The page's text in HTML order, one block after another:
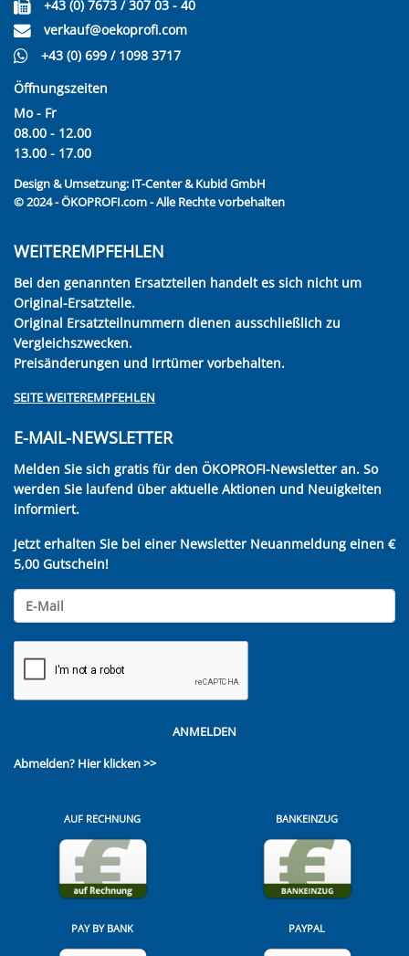
+43 (0) 7673 / 307 03 - 40
verkauf@oekoprofi.com
+43 (0) 699 / 1098 3717
Öffnungszeiten
Mo - Fr
08.00 - 12.00
13.00 - 17.00
Design & Umsetzung: IT-Center & Kubid GmbH
© 2024 - ÖKOPROFI.com - Alle Rechte vorbehalten
WEITEREMPFEHLEN
Bei den genannten Ersatzteilen handelt es sich nicht um
Original-Ersatzteile.
Original Ersatzteilnummern dienen ausschließlich zu
Vergleichszwecken.
Preisänderungen und Irrtümer vorbehalten.
SEITE WEITEREMPFEHLEN
E-MAIL-NEWSLETTER
Melden Sie sich gratis für den ÖKOPROFI-Newsletter an. So
werden Sie laufend über aktuelle Aktionen und Neuigkeiten
informiert.
Jetzt erhalten Sie bei einer Newsletter Neuanmeldung einen €
5,00 Gutschein!
ANMELDEN
Abmelden? Hier klicken >>
AUF RECHNUNG BANKEINZUG
PAY BY BANK PAYPAL